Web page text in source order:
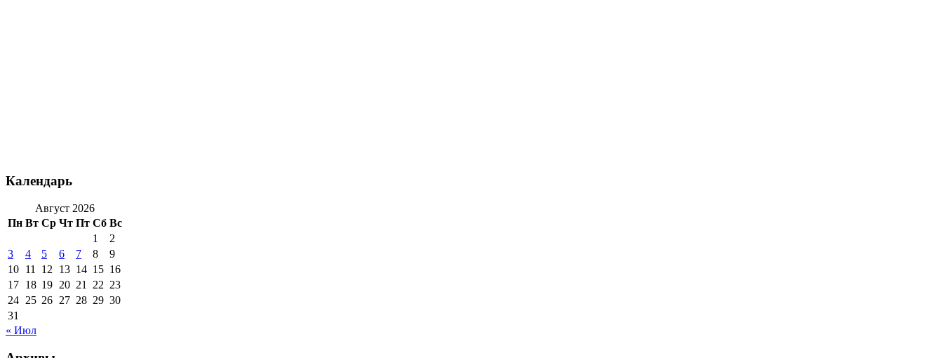
Календарь
Август 2026
Пн Вт Ср Чт Пт Сб Вс
1
2
3
4 5 6 7 8
9
10 11 12 13 14 15 16
17 18 19 20 21 22 23
24 25 26 27 28 29 30
31
« Июл